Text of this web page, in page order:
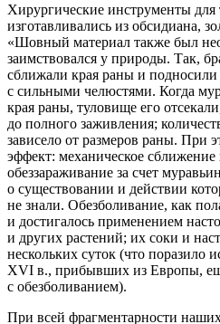
Хирургические инструменты
изготавливались из обсидиана,
«Шовный материал также был
заимствовался у природы. Так,
сближали края раны и
с сильными челюстями. Когда
края раны, туловище его
до полного заживления;
зависело от размеров раны. При
эффект: механическое сближение
обеззараживание за счет
о существовании и действии
не знали. Обезболивание, как
и достигалось применением
и других растений; их соки и
нескольких суток (что поразило
XVI в., прибывших из Европы,
с обезболиванием).
При всей фрагментарности